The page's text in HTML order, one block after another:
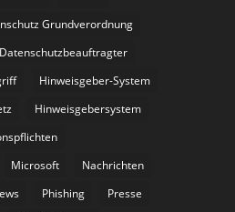
Grundverordnung
Hinweisgeber-System
Hinweisgebersystem
Microsoft
Nachrichten
Phishing
Presse